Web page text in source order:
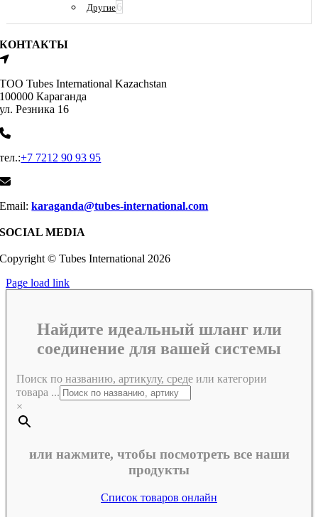
Другие6
КОНТАКТЫ
ТОО Tubes International Kazachstan
100000 Караганда
ул. Резника 16
тел.:+7 7212 90 93 95
Email:karaganda@tubes-international.com
SOCIAL MEDIA
Copyright © Tubes International 2026
Page load link
Найдите идеальный шланг или
соединение для вашей системы
Поиск по названию, артикулу, среде или категории
товара ...
×
или нажмите, чтобы посмотреть все наши
продукты
Список товаров онлайн